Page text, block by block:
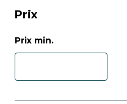
Prix
Prix min.